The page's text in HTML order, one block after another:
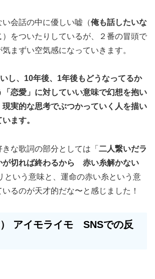
会話の中に優しい嘘（俺も話したいな
）をついたりしているが、２番の冒頭で
まずい空気感になっていきます。
し、10年後、1年後もどうなってるか
恋愛」に対していい意味で幻想を抱い
現実的な思考でぶつかっていく人を描い
ます。
な歌詞の部分としては「 二人繋いだラ
切れば終わるから 赤い糸解かない
という意味と、運命の赤い糸という意
るのが天才的だな〜と感じました！
アイモライモ SNSでの反